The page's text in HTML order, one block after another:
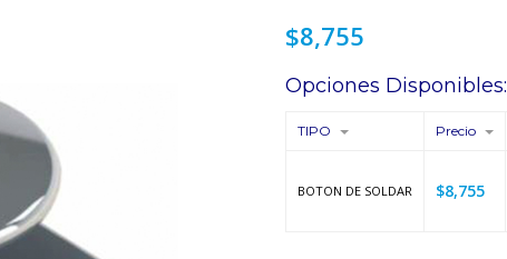
$8,755
Opciones Disponibles:
TIPO Precio
BOTON DE SOLDAR $8,755